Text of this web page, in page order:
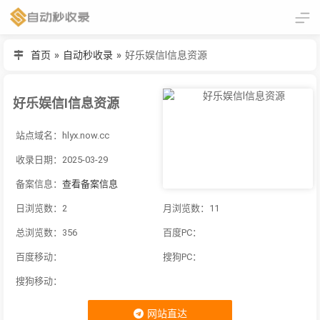
首页 » 自动秒收录 » 好乐娱信I信息资源
好乐娱信I信息资源
站点域名：hlyx.now.cc
收录日期：2025-03-29
备案信息： 查看备案信息
日浏览数：2 月浏览数：11
总浏览数：356 百度PC：
百度移动： 搜狗PC：
搜狗移动：
网站直达